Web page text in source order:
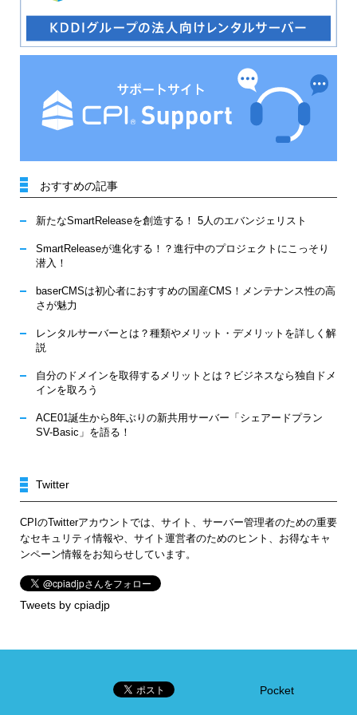
おすすめの記事
新たなSmartReleaseを創造する！ 5人のエバンジェリスト
SmartReleaseが進化する！？進行中のプロジェクトにこっそり
潜入！
baserCMSは初心者におすすめの国産CMS！メンテナンス性の高
さが魅力
レンタルサーバーとは？種類やメリット・デメリットを詳しく解
説
自分のドメインを取得するメリットとは？ビジネスなら独自ドメ
インを取ろう
ACE01誕生から8年ぶりの新共用サーバー「シェアードプラン
SV-Basic」を語る！
Twitter
CPIのTwitterアカウントでは、サイト、サーバー管理者のための重要
なセキュリティ情報や、サイト運営者のためのヒント、お得なキャ
ンペーン情報をお知らせしています。
Tweets by cpiadjp
Pocket